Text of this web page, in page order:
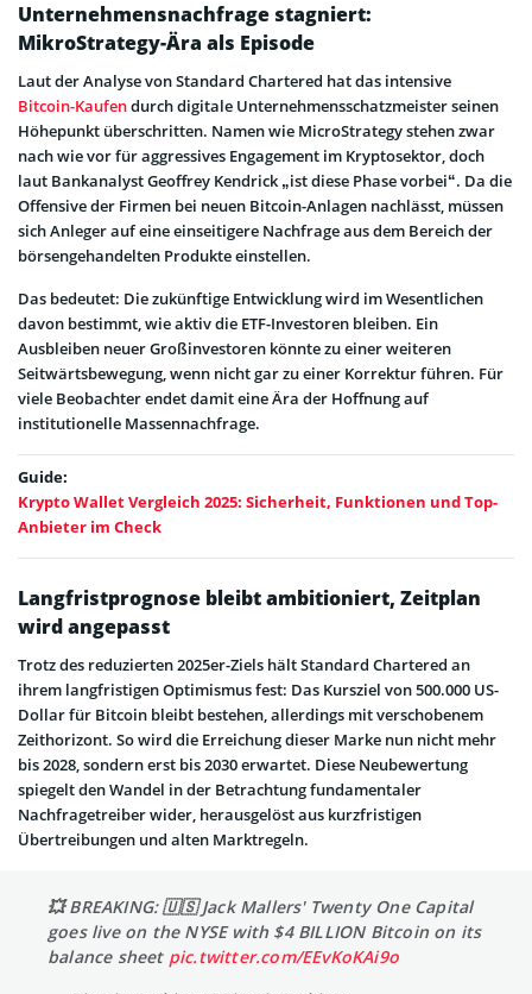
Unternehmensnachfrage stagniert:
MikroStrategy-Ära als Episode
Laut der Analyse von Standard Chartered hat das intensive
Bitcoin-Kaufendurch digitale Unternehmensschatzmeister seinen
Höhepunkt überschritten. Namen wie MicroStrategy stehen zwar
nach wie vor für aggressives Engagement im Kryptosektor, doch
laut Bankanalyst Geoffrey Kendrick „ist diese Phase vorbei“. Da die
Offensive der Firmen bei neuen Bitcoin-Anlagen nachlässt, müssen
sich Anleger auf eine einseitigere Nachfrage aus dem Bereich der
börsengehandelten Produkte einstellen.
Das bedeutet: Die zukünftige Entwicklung wird im Wesentlichen
davon bestimmt, wie aktiv die ETF-Investoren bleiben. Ein
Ausbleiben neuer Großinvestoren könnte zu einer weiteren
Seitwärtsbewegung, wenn nicht gar zu einer Korrektur führen. Für
viele Beobachter endet damit eine Ära der Hoffnung auf
institutionelle Massennachfrage.
Guide:
Krypto Wallet Vergleich 2025: Sicherheit, Funktionen und Top-
Anbieter im Check
Langfristprognose bleibt ambitioniert, Zeitplan
wird angepasst
Trotz des reduzierten 2025er-Ziels hält Standard Chartered an
ihrem langfristigen Optimismus fest: Das Kursziel von 500.000 US-
Dollar für Bitcoin bleibt bestehen, allerdings mit verschobenem
Zeithorizont. So wird die Erreichung dieser Marke nun nicht mehr
bis 2028, sondern erst bis 2030 erwartet. Diese Neubewertung
spiegelt den Wandel in der Betrachtung fundamentaler
Nachfragetreiber wider, herausgelöst aus kurzfristigen
Übertreibungen und alten Marktregeln.
💥 BREAKING: 🇺🇸 Jack Mallers' Twenty One Capital
goes live on the NYSE with $4 BILLION Bitcoin on its
balance sheet pic.twitter.com/EEvKoKAi9o